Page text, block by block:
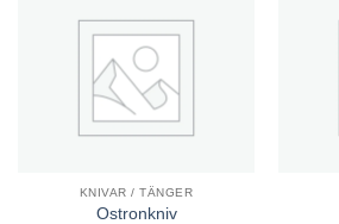
KNIVAR / TÄNGER
Ostronkniv